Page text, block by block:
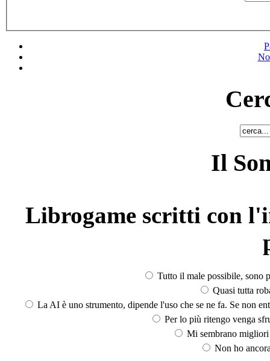
Il
Librogame scritti con
Tutto il male possibile, sono
Quasi tutta
La AI è uno strumento, dipende l'uso che se ne fa. Se non
Per lo più ritengo venga
Mi sembrano
Non ho